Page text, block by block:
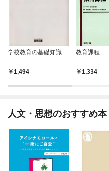
学校教育の基礎知識
1,494
教育課程
1,334
人文・思想のおすすめ本